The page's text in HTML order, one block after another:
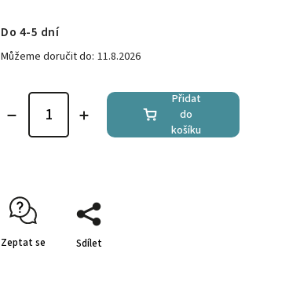
Do 4-5 dní
Můžeme doručit do: 11.8.2026
Přidat
do
košíku
Zeptat se Sdílet